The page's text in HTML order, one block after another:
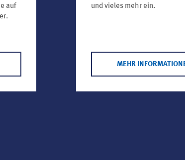
auf
und vieles mehr ein.
MEHR